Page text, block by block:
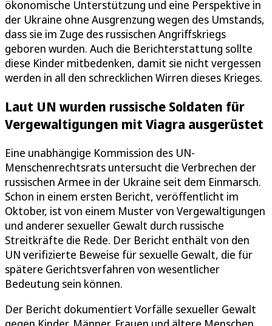
ökonomische Unterstützung und eine Perspektive in
der Ukraine ohne Ausgrenzung wegen des Umstands,
dass sie im Zuge des russischen Angriffskriegs
geboren wurden. Auch die Berichterstattung sollte
diese Kinder mitbedenken, damit sie nicht vergessen
werden in all den schrecklichen Wirren dieses Krieges.
Laut UN wurden russische Soldaten für
Vergewaltigungen mit Viagra ausgerüstet
Eine unabhängige Kommission des UN-
Menschenrechtsrats untersucht die Verbrechen der
russischen Armee in der Ukraine seit dem Einmarsch.
Schon in einem ersten Bericht, veröffentlicht im
Oktober, ist von einem Muster von Vergewaltigungen
und anderer sexueller Gewalt durch russische
Streitkräfte die Rede. Der Bericht enthält von den
UN verifizierte Beweise für sexuelle Gewalt, die für
spätere Gerichtsverfahren von wesentlicher
Bedeutung sein können.
Der Bericht dokumentiert Vorfälle sexueller Gewalt